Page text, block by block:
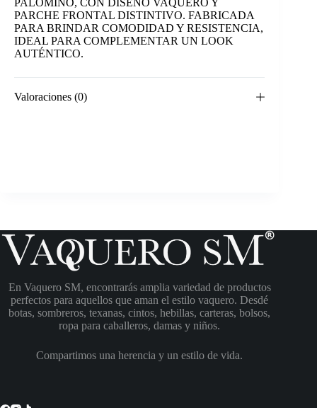
PARCHE FRONTAL DISTINTIVO. FABRICADA
PARA BRINDAR COMODIDAD Y RESISTENCIA,
IDEAL PARA COMPLEMENTAR UN LOOK
AUTÉNTICO.
Valoraciones (0)
En Vaquero SM, encontrarás amplia variedad de productos
perfectos para aquellos que aman el estilo vaquero. Desdé
botas, sombreros, texanas, cintos, hebillas, carteras, bolsos,
ropa para caballeros, damas y niños.
Compartimos una herencia y un estilo de vida.